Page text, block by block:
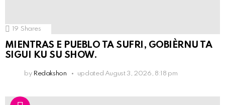
19 Shares
MIENTRAS E PUEBLO TA SUFRI, GOBIÈRNU TA
SIGUI KU SU SHOW.
by Redakshon updated August 3, 2026, 8:18 pm